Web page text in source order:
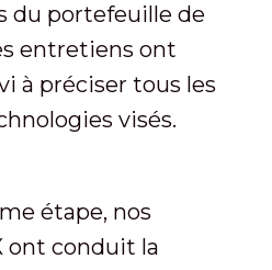
du portefeuille de
entretiens ont
à préciser tous les
visés.
étape, nos
ont conduit la